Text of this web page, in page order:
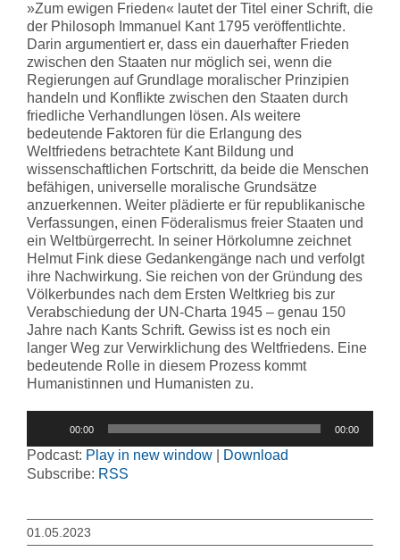
»Zum ewigen Frieden« lautet der Titel einer Schrift, die
der Philosoph Immanuel Kant 1795 veröffentlichte.
Darin argumentiert er, dass ein dauerhafter Frieden
zwischen den Staaten nur möglich sei, wenn die
Regierungen auf Grundlage moralischer Prinzipien
handeln und Konflikte zwischen den Staaten durch
friedliche Verhandlungen lösen. Als weitere
bedeutende Faktoren für die Erlangung des
Weltfriedens betrachtete Kant Bildung und
wissenschaftlichen Fortschritt, da beide die Menschen
befähigen, universelle moralische Grundsätze
anzuerkennen. Weiter plädierte er für republikanische
Verfassungen, einen Föderalismus freier Staaten und
ein Weltbürgerrecht. In seiner Hörkolumne zeichnet
Helmut Fink diese Gedankengänge nach und verfolgt
ihre Nachwirkung. Sie reichen von der Gründung des
Völkerbundes nach dem Ersten Weltkrieg bis zur
Verabschiedung der UN-Charta 1945 – genau 150
Jahre nach Kants Schrift. Gewiss ist es noch ein
langer Weg zur Verwirklichung des Weltfriedens. Eine
bedeutende Rolle in diesem Prozess kommt
Humanistinnen und Humanisten zu.
00:00 00:00
Podcast: Play in new window
Download
Subscribe: RSS
01.05.2023